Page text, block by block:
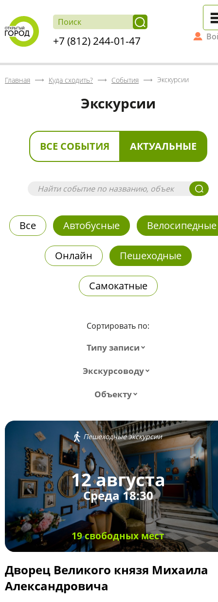
+7 (812) 244-01-47
Главная Куда сходить? События Экскурсии
Экскурсии
ВСЕ СОБЫТИЯ АКТУАЛЬНЫЕ
Все Автобусные Велосипедные
Онлайн Пешеходные
Самокатные
Сортировать по:
Типу записи
Экскурсоводу
Объекту
Пешеходные экскурсии
12 августа
Среда 18:30
19 свободных мест
Дворец Великого князя Михаила
Александровича